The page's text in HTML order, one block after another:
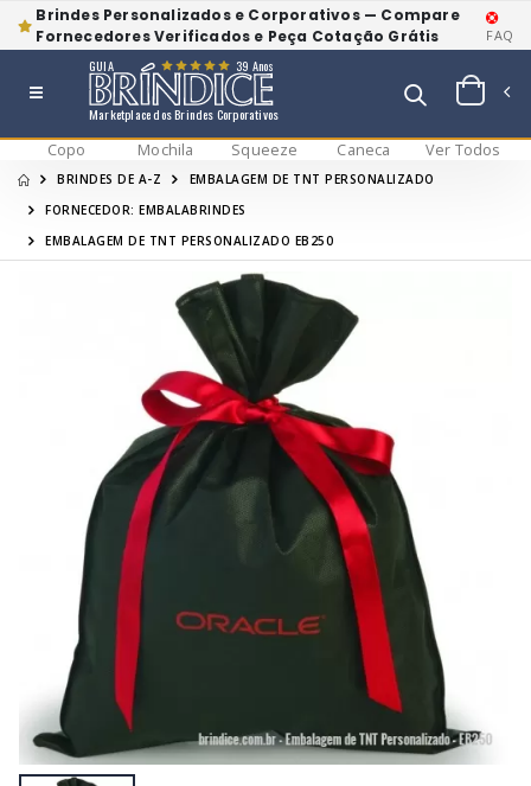
Brindes Personalizados e Corporativos — Compare
Fornecedores Verificados e Peça Cotação Grátis
FAQ
Marketplace dos Brindes Corporativos
GUIA 39 Anos
Copo Mochila Squeeze Caneca Ver Todos
BRINDES DE A-Z
EMBALAGEM DE TNT PERSONALIZADO
FORNECEDOR: EMBALABRINDES
EMBALAGEM DE TNT PERSONALIZADO EB250